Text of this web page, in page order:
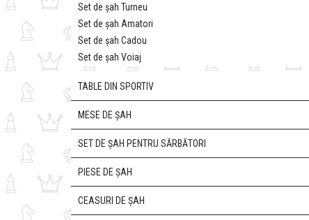
Set de șah Turneu
Set de șah Amatori
Set de șah Cadou
Set de șah Voiaj
TABLE DIN SPORTIV
MESE DE ȘAH
SET DE ȘAH PENTRU SĂRBĂTORI
PIESE DE ȘAH
CEASURI DE ȘAH